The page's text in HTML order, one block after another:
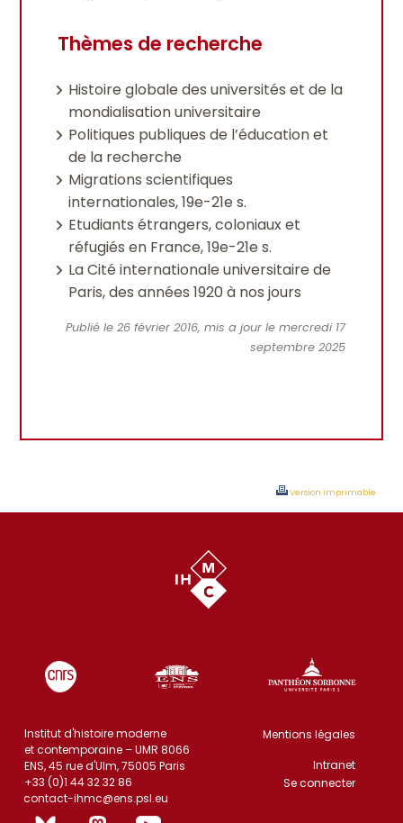
Thèmes de recherche
Histoire globale des universités et de la
mondialisation universitaire
Politiques publiques de l’éducation et
de la recherche
Migrations scientifiques
internationales, 19e-21e s.
Etudiants étrangers, coloniaux et
réfugiés en France, 19e-21e s.
La Cité internationale universitaire de
Paris, des années 1920 à nos jours
Publié le 26 février 2016, mis a jour le mercredi 17
septembre 2025
Version imprimable
Institut d'histoire moderne
et contemporaine – UMR 8066
ENS, 45 rue d'Ulm, 75005 Paris
+33 (0)1 44 32 32 86
contact-ihmc@ens.psl.eu
Mentions légales
Intranet
Se connecter